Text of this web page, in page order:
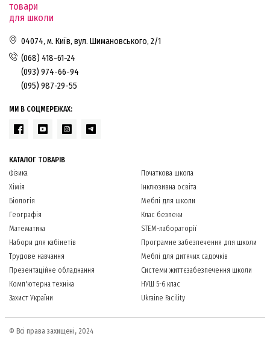
товари
для школи
04074, м. Київ, вул. Шимановського, 2/1
(068) 418-61-24
(093) 974-66-94
(095) 987-29-55
МИ В СОЦМЕРЕЖАХ:
КАТАЛОГ ТОВАРІВ
Фізика
Хімія
Біологія
Географія
Математика
Набори для кабінетів
Трудове навчання
Презентаційне обладнання
Комп'ютерна техніка
Захист України
Початкова школа
Інклюзивна освіта
Меблі для школи
Клас безпеки
STEM-лабораторії
Програмне забезпечення для школи
Меблі для дитячих садочків
Системи життєзабезпечення школи
НУШ 5-6 клас
Ukraine Facility
© Всі права захищені, 2024